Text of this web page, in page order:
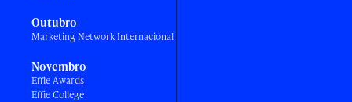
Outubro
Marketing Network Internacional
Novembro
Effie Awards
Effie College